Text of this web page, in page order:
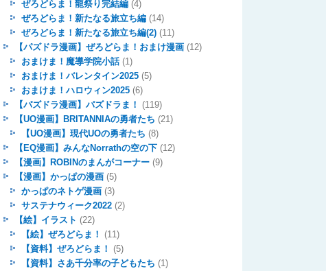
ぜろどらま！龍祭り完結編 (4)
ぜろどらま！新たなる旅立ち編 (14)
ぜろどらま！新たなる旅立ち編(2) (11)
【パズドラ漫画】ぜろどらま！おまけ漫画 (12)
おまけま！魔導学院小話(1)
おまけま！バレンタイン2025 (5)
おまけま！ハロウィン2025 (6)
【パズドラ漫画】パズドラま！
(119)
【UO漫画】BRITANNIAの勇者たち (21)
【UO漫画】現代UOの勇者たち (8)
【EQ漫画】みんなNorrathの空の下 (12)
【漫画】ROBINのまんがコーナー (9)
【漫画】かっぱの漫画 (5)
かっぱのネトゲ漫画 (3)
サステナウィーク2022 (2)
【絵】イラスト (22)
【絵】ぜろどらま！
(11)
【資料】ぜろどらま！
(5)
【資料】さあ千分率の子どもたち (1)